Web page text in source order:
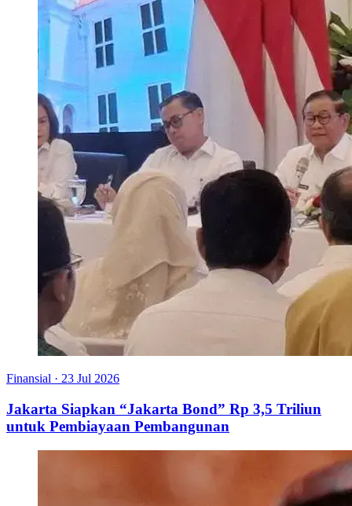
Finansial · 23 Jul 2026
Jakarta Siapkan “Jakarta Bond” Rp 3,5 Triliun
untuk Pembiayaan Pembangunan